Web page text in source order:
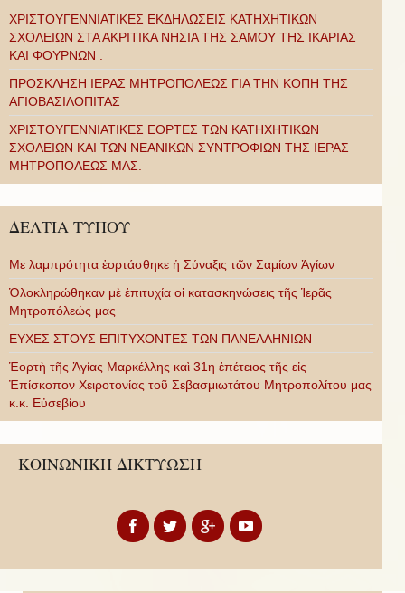
ΧΡΙΣΤΟΥΓΕΝΝΙΑΤΙΚΕΣ ΕΚΔΗΛΩΣΕΙΣ ΚΑΤΗΧΗΤΙΚΩΝ
ΣΧΟΛΕΙΩΝ ΣΤΑ ΑΚΡΙΤΙΚΑ ΝΗΣΙΑ ΤΗΣ ΣΑΜΟΥ ΤΗΣ ΙΚΑΡΙΑΣ
ΚΑΙ ΦΟΥΡΝΩΝ .
ΠΡΟΣΚΛΗΣΗ ΙΕΡΑΣ ΜΗΤΡΟΠΟΛΕΩΣ ΓΙΑ ΤΗΝ ΚΟΠΗ ΤΗΣ
ΑΓΙΟΒΑΣΙΛΟΠΙΤΑΣ
ΧΡΙΣΤΟΥΓΕΝΝΙΑΤΙΚΕΣ ΕΟΡΤΕΣ ΤΩΝ ΚΑΤΗΧΗΤΙΚΩΝ
ΣΧΟΛΕΙΩΝ ΚΑΙ ΤΩΝ ΝΕΑΝΙΚΩΝ ΣΥΝΤΡΟΦΙΩΝ ΤΗΣ ΙΕΡΑΣ
ΜΗΤΡΟΠΟΛΕΩΣ ΜΑΣ.
ΔΕΛΤΙΑ ΤΥΠΟΥ
Με λαμπρότητα ἑορτάσθηκε ἡ Σύναξις τῶν Σαμίων Ἁγίων
Ὁλοκληρώθηκαν μὲ ἐπιτυχία οἱ κατασκηνώσεις τῆς Ἱερᾶς
Μητροπόλεώς μας
ΕΥΧΕΣ ΣΤΟΥΣ ΕΠΙΤΥΧΟΝΤΕΣ ΤΩΝ ΠΑΝΕΛΛΗΝΙΩΝ
Ἑορτὴ τῆς Ἁγίας Μαρκέλλης καὶ 31η ἐπέτειος τῆς εἰς
Ἐπίσκοπον Χειροτονίας τοῦ Σεβασμιωτάτου Μητροπολίτου μας
κ.κ. Εὐσεβίου
ΚΟΙΝΩΝΙΚΗ ΔΙΚΤΥΩΣΗ